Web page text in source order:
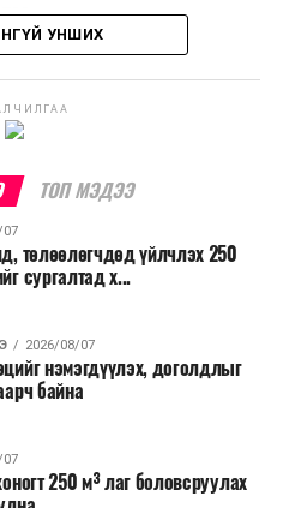
УНШИХ
ТОП МЭДЭЭ
07
төлөөлөгчдөд үйлчлэх 250
сургалтад х...
2026/08/07
нэмэгдүүлэх, доголдлыг
байна
07
250 м³ лаг боловсруулах